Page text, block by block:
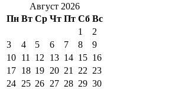
Август 2026
Пн Вт Ср Чт Пт Сб Вс
1
2
3
4 5 6 7 8
9
10 11 12 13 14 15 16
17 18 19 20 21 22 23
24 25 26 27 28 29 30